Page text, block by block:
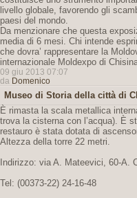
livello globale, favorendo gli
paesi del mondo.
Da menzionare che questa
media di 6 mesi. Chi intende
che dovra’ rappresentare la
internazionale Moldexpo di
09 giu 2013 07:07
da Domenico
Museo di Storia della città di
È rimasta la scala metallica
trova la cisterna con l’acqua). È
restauro è stata dotata di
Altezza della torre 22 metri.
Indirizzo: via A. Mateevici, 60-A.
Tel: (00373-22) 24-16-48